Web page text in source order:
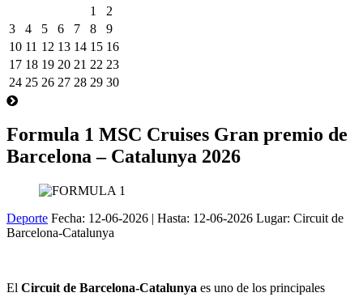
1
2
3
4 5 6 7 8
9
10 11 12 13 14 15 16
17 18 19 20 21 22 23
24 25 26 27 28 29 30
Formula 1 MSC Cruises Gran premio de
Barcelona – Catalunya 2026
Deporte Fecha: 12-06-2026 | Hasta: 12-06-2026 Lugar: Circuit de
Barcelona-Catalunya
El Circuit de Barcelona-Catalunya es uno de los principales